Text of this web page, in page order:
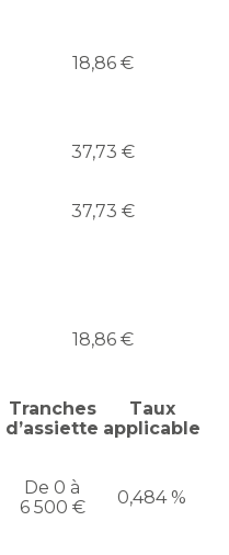
18,86 €
37,73 €
37,73 €
18,86 €
Tranches
d’assiette
Taux
applicable
De 0 à
6 500 €
0,484 %